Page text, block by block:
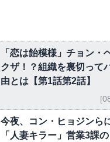
「恋は飴模様」チョン・
クザ！？組織を裏切って
由とは【第1話第2話】
今夜、コン・ヒョジンら
「人妻キラー」営業3課